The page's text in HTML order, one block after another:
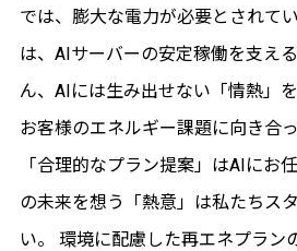
では、膨大な電力が必要とされて
は、AIサーバーの安定稼働を支え
ん、AIには生み出せない「情熱」
お客様のエネルギー課題に向き合っ
「合理的なプラン提案」はAIにお
の未来を想う「熱意」は私たちス
い。 環境に配慮した再エネプラン